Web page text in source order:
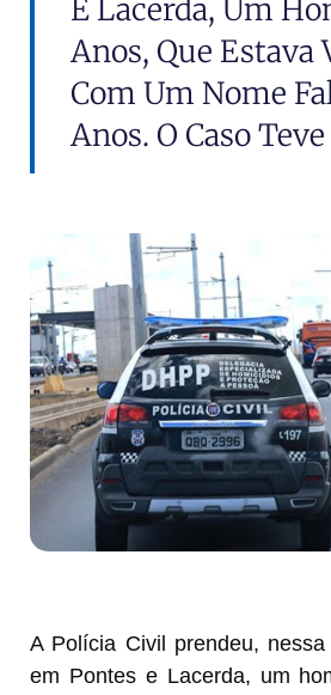
E Lacerda, Um
Anos, Que Estava
Com Um Nome
Anos. O Caso
A Polícia Civil prendeu,
em Pontes e Lacerda, um